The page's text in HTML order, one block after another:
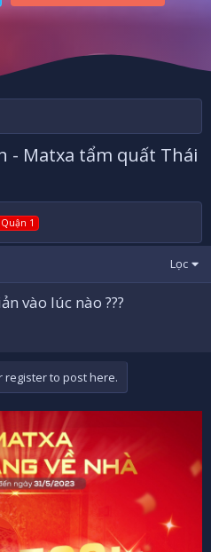
- Matxa tẩm quất Thái
Quận 1
Lọc
vào lúc nào ???
register to post here.